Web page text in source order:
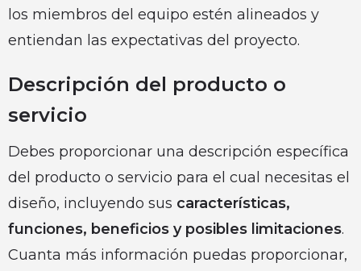
los miembros del equipo estén alineados y
entiendan las expectativas del proyecto.
Descripción del producto o
servicio
Debes proporcionar una descripción específica
del producto o servicio para el cual necesitas el
diseño, incluyendo sus características,
funciones, beneficios y posibles limitaciones.
Cuanta más información puedas proporcionar,